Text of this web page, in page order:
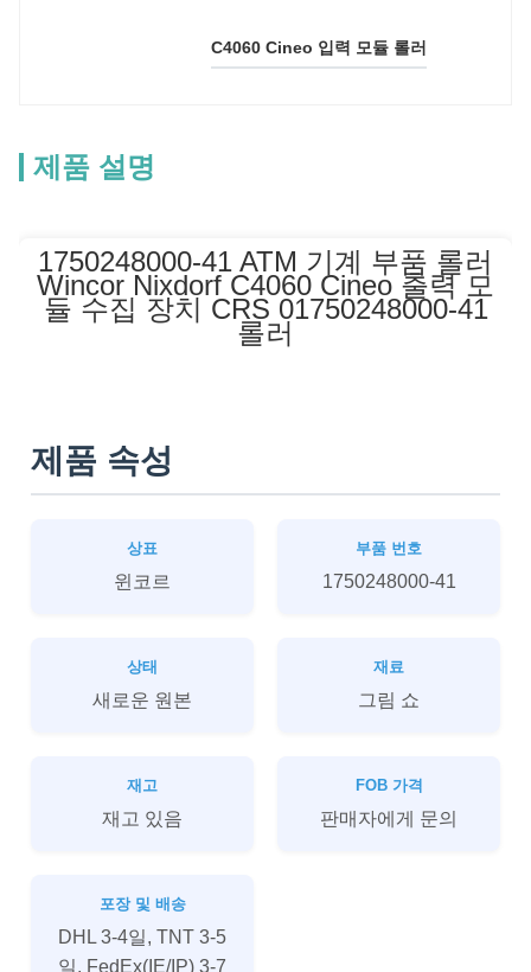
C4060 Cineo 입력 모듈 롤러
제품 설명
1750248000-41 ATM 기계 부품 롤러
Wincor Nixdorf C4060 Cineo 출력 모
듈 수집 장치 CRS 01750248000-41
롤러
제품 속성
상표
윈코르
부품 번호
1750248000-41
상태
새로운 원본
재료
그림 쇼
재고
재고 있음
FOB 가격
판매자에게 문의
포장 및 배송
DHL 3-4일, TNT 3-5
일, FedEx(IE/IP) 3-7